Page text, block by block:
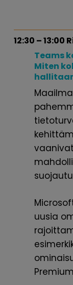
12:30 – 13:00
Teams
Miten
uusia